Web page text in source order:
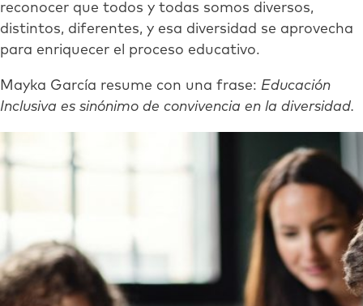
reconocer que todos y todas somos diversos,
distintos, diferentes, y esa diversidad se aprovecha
para enriquecer el proceso educativo.
Mayka García resume con una frase: Educación
Inclusiva es sinónimo de convivencia en la diversidad.